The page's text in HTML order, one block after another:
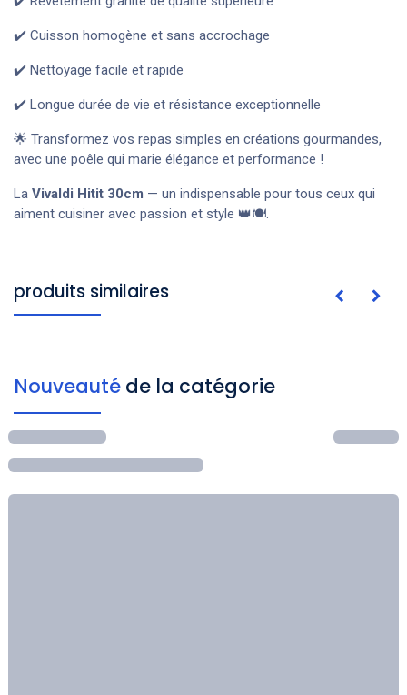
✔️ Cuisson homogène et sans accrochage
✔️ Nettoyage facile et rapide
✔️ Longue durée de vie et résistance exceptionnelle
🌟 Transformez vos repas simples en créations gourmandes,
avec une poêle qui marie élégance et performance !
La Vivaldi Hitit 30cm — un indispensable pour tous ceux qui
aiment cuisiner avec passion et style 👑🍽️.
produits similaires
Nouveauté de la catégorie